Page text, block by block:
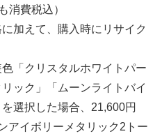
消費税込）
加えて、購入時にリサイク
「クリスタルホワイトパー
ック」「ムーンライトバイ
選択した場合、21,600円
アイボリーメタリック2トー